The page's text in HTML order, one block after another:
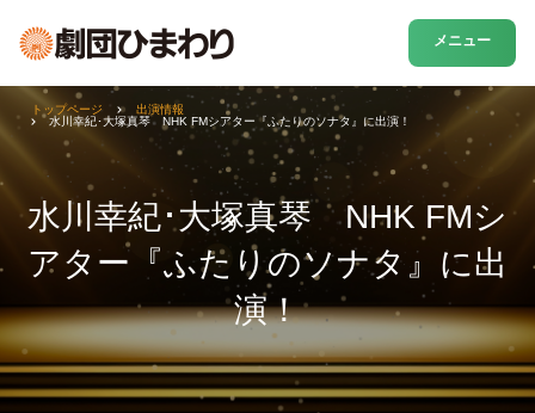
メニュー
水川幸紀･大塚真琴 NHK FMシ
アター『ふたりのソナタ』に出
演！
トップページ
出演情報
水川幸紀･大塚真琴 NHK FMシアター『ふたりのソナタ』に出演！